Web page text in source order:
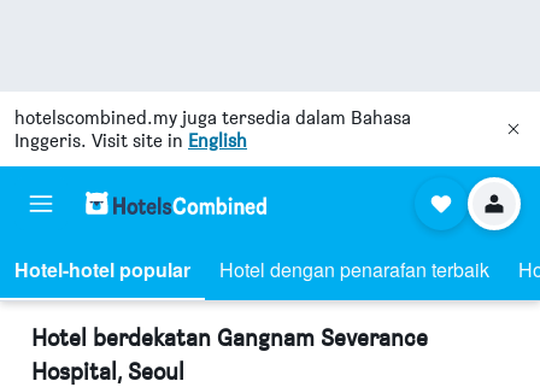
hotelscombined.my juga tersedia dalam Bahasa
Inggeris. Visit site in English
Hotel-hotel popular Hotel dengan penarafan terbaik
Hotel berdekatan Gangnam Severance
Hospital, Seoul